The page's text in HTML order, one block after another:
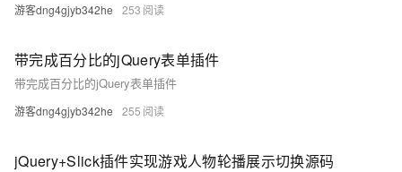
游客dng4gjyb342he 253
带完成百分比的jQuery表单插件
带完成百分比的jQuery表单插件
游客dng4gjyb342he 255
jQuery+Slick插件实现游戏人物轮播展示切换源码